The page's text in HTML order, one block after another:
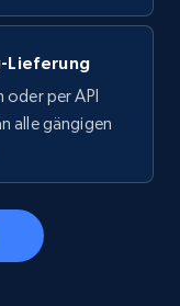
count, Is
testen
Lieferung
per API
alle gängigen